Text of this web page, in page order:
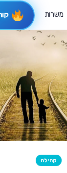
משרות
פיקוח תורני
קהילה